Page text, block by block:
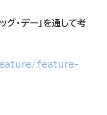
グ・デー」を通して考
feature-